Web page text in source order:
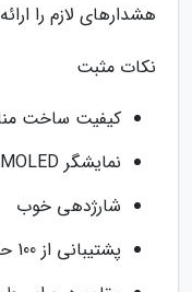
هشدارهای لازم را
نکات مثبت
کیفیت ساخت
نمایشگر AMOLED
شارژدهی خوب
پشتیبانی از 100 حالت ورزشی